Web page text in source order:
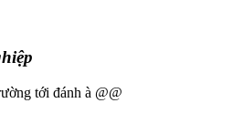
tới đánh à @@